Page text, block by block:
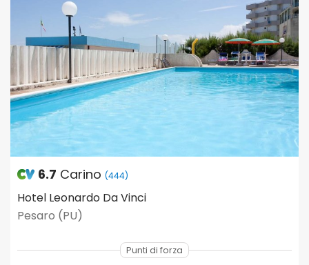
6.7 Carino (444)
Hotel Leonardo Da Vinci
Pesaro (PU)
Punti di forza